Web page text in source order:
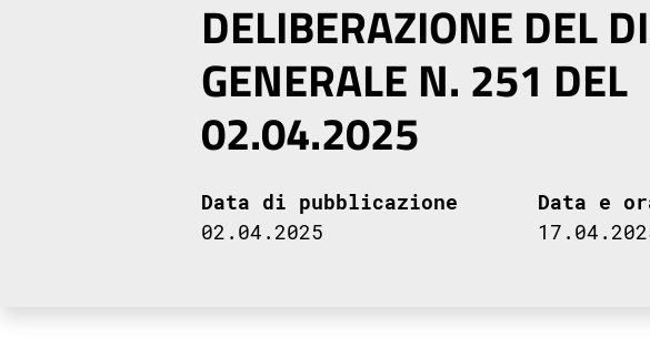
DELIBERAZIONE DEL
GENERALE N. 251 DEL
02.04.2025
Data di pubblicazione
02.04.2025
Data e